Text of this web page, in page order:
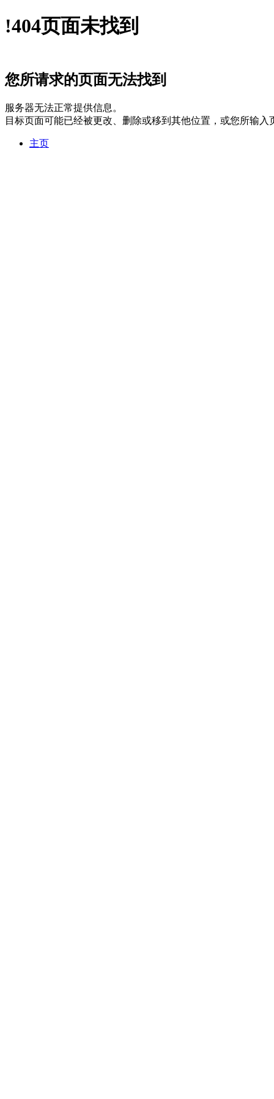
!404页面未找到
您所请求的页面无法找到
服务器无法正常提供信息。
目标页面可能已经被更改、删除或移到其他位置，或您所输入
主页